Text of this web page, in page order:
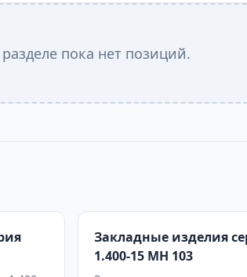
пока нет позиций.
Закладные изделия
1.400-15 МН 103